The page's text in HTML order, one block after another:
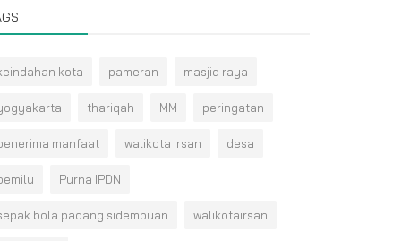
kota pameran masjid raya
thariqah MM peringatan
manfaat walikota irsan desa
Purna IPDN
bola padang sidempuan walikotairsan